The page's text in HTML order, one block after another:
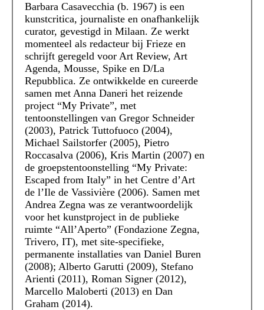
Barbara Casavecchia (b. 1967) is een
kunstcritica, journaliste en onafhankelijk
curator, gevestigd in Milaan. Ze werkt
momenteel als redacteur bij Frieze en
schrijft geregeld voor Art Review, Art
Agenda, Mousse, Spike en D/La
Repubblica. Ze ontwikkelde en cureerde
samen met Anna Daneri het reizende
project “My Private”, met
tentoonstellingen van Gregor Schneider
(2003), Patrick Tuttofuoco (2004),
Michael Sailstorfer (2005), Pietro
Roccasalva (2006), Kris Martin (2007) en
de groepstentoonstelling “My Private:
Escaped from Italy” in het Centre d’Art
de l’Ile de Vassivière (2006). Samen met
Andrea Zegna was ze verantwoordelijk
voor het kunstproject in de publieke
ruimte “All’Aperto” (Fondazione Zegna,
Trivero, IT), met site-specifieke,
permanente installaties van Daniel Buren
(2008); Alberto Garutti (2009), Stefano
Arienti (2011), Roman Signer (2012),
Marcello Maloberti (2013) en Dan
Graham (2014).